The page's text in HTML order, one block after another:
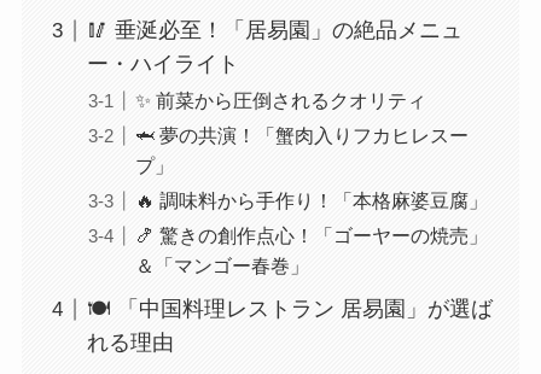
🥢 垂涎必至！「居易園」の絶品メニュ
ー・ハイライト
✨ 前菜から圧倒されるクオリティ
🦈 夢の共演！「蟹肉入りフカヒレスー
プ」
🔥 調味料から手作り！「本格麻婆豆腐」
🍤 驚きの創作点心！「ゴーヤーの焼売」
＆「マンゴー春巻」
🍽️ 「中国料理レストラン 居易園」が選ば
れる理由